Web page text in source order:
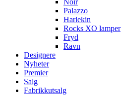
Noir
Palazzo
Harlekin
Rocks XO lamper
Fryd
Ravn
Designere
Nyheter
Premier
Salg
Fabrikkutsalg